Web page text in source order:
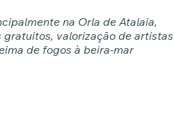
na Orla de Atalaia,
valorização de artistas
de fogos à beira-mar